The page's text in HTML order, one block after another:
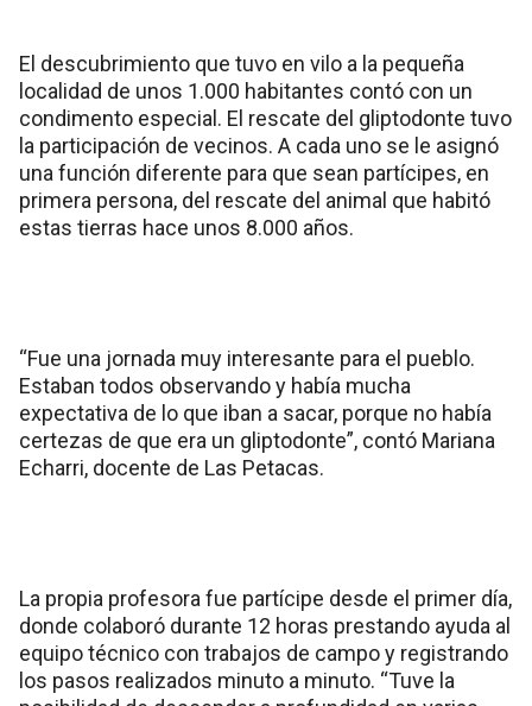
El descubrimiento que tuvo en vilo a la pequeña
localidad de unos 1.000 habitantes contó con un
condimento especial. El rescate del gliptodonte tuvo
la participación de vecinos. A cada uno se le asignó
una función diferente para que sean partícipes, en
primera persona, del rescate del animal que habitó
estas tierras hace unos 8.000 años.
“Fue una jornada muy interesante para el pueblo.
Estaban todos observando y había mucha
expectativa de lo que iban a sacar, porque no había
certezas de que era un gliptodonte”, contó Mariana
Echarri, docente de Las Petacas.
La propia profesora fue partícipe desde el primer día,
donde colaboró durante 12 horas prestando ayuda al
equipo técnico con trabajos de campo y registrando
los pasos realizados minuto a minuto. “Tuve la